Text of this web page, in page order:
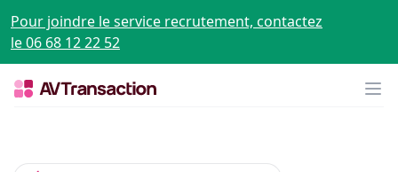
Pour joindre le service recrutement, contactez
le 06 68 12 22 52